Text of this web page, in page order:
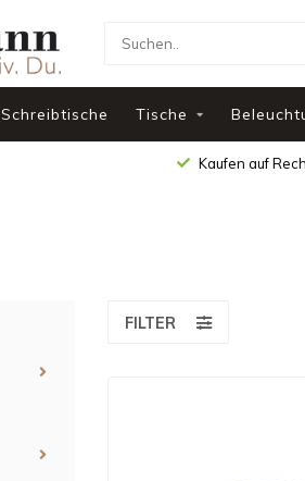
Schreibtische Tische
Kaufen auf
FILTER